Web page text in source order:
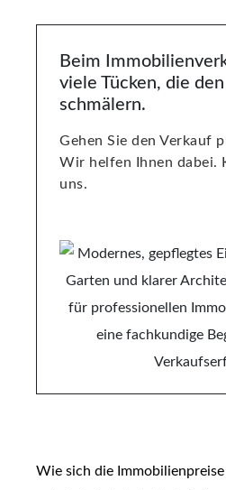
Beim
viele Tücken, die
schmälern.
Gehen Sie den Verkauf
Wir helfen Ihnen dabei.
uns.
Wie sich die